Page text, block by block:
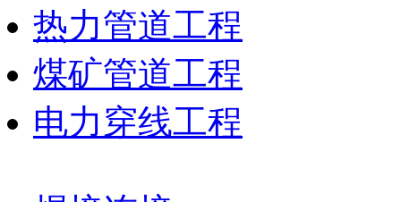
热力管道工程
煤矿管道工程
电力穿线工程